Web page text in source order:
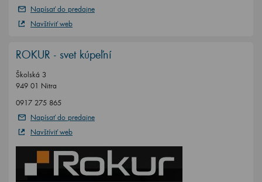
Napísať do predajne
Navštíviť web
ROKUR - svet kúpeľní
Školská 3
949 01 Nitra
0917 275 865
Napísať do predajne
Navštíviť web